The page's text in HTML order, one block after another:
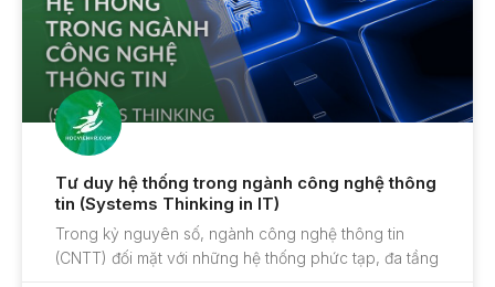
Tư duy hệ thống trong ngành công nghệ thông
tin (Systems Thinking in IT)
Trong kỷ nguyên số, ngành công nghệ thông tin
(CNTT) đối mặt với những hệ thống phức tạp, đa tầng